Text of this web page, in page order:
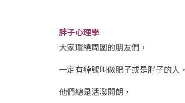
胖子心理學
大家環繞周圍的朋友們，
一定有綽號叫做肥子或是胖子的人，
他們總是活潑開朗，